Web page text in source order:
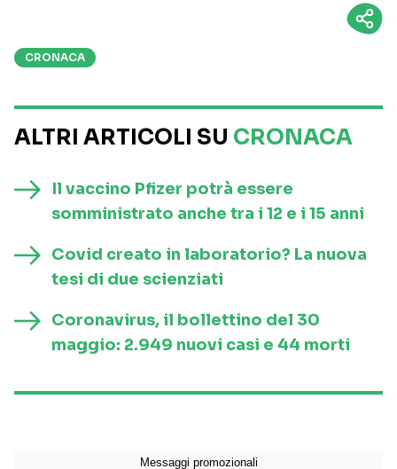
CRONACA
ALTRI ARTICOLI SU CRONACA
Il vaccino Pfizer potrà essere
somministrato anche tra i 12 e i 15 anni
Covid creato in laboratorio? La nuova
tesi di due scienziati
Coronavirus, il bollettino del 30
maggio: 2.949 nuovi casi e 44 morti